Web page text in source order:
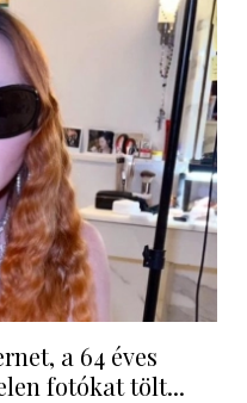
a 64 éves
fotókat tölt...